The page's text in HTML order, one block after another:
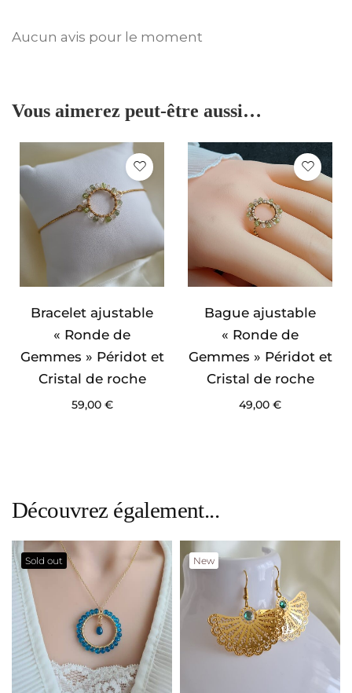
Aucun avis pour le moment
Vous aimerez peut-être aussi…
Bracelet ajustable
« Ronde de
Gemmes » Péridot et
Cristal de roche
59,00 €
Bague ajustable
« Ronde de
Gemmes » Péridot et
Cristal de roche
49,00 €
Découvrez également...
Sold out New